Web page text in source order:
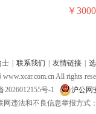
￥
士 联系我们 友情链接
www.xcar.com.cn All rights
2026012155号-1
沪公网
网违法和不良信息举报方式